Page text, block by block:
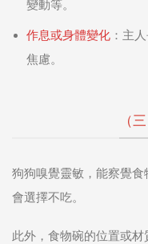
變動等。
作息或身體變化 ：主
焦慮。
（
狗狗嗅覺靈敏，能察覺
會選擇不吃。
此外，食物碗的位置或材